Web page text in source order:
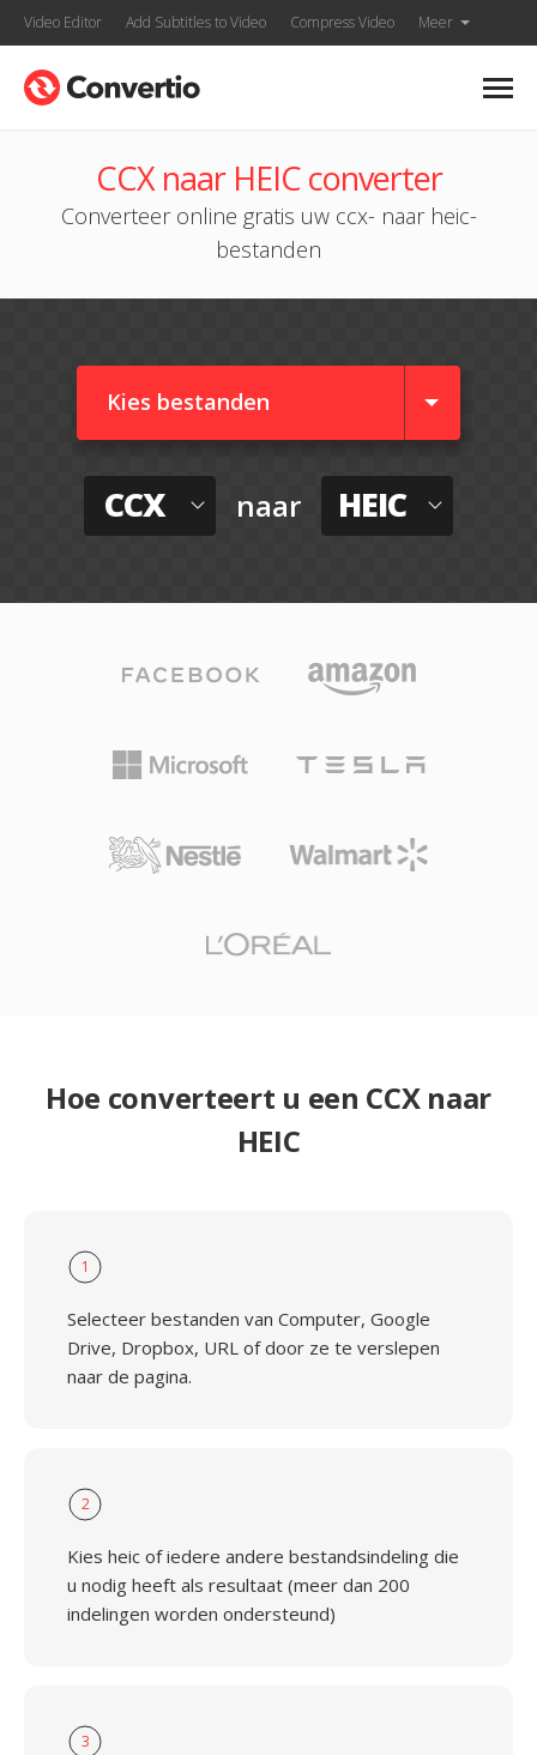
Video Editor Add Subtitles to Video Compress Video Meer
CCX naar HEIC converter
Converteer online gratis uw ccx- naar heic-
bestanden
Kies bestanden
CCX naar HEIC
Hoe converteert u een CCX naar
HEIC
1
Selecteer bestanden van Computer, Google
Drive, Dropbox, URL of door ze te verslepen
naar de pagina.
2
Kies heic of iedere andere bestandsindeling die
u nodig heeft als resultaat (meer dan 200
indelingen worden ondersteund)
3